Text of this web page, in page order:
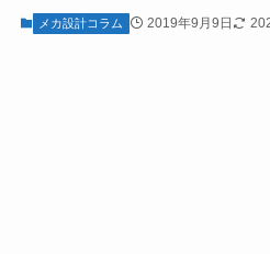
メカ設計コラム 2019年9月9日